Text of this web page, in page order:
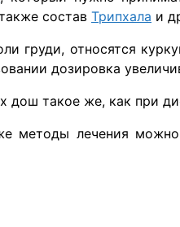
состав Трипхала и
груди, относятся
дозировка
дош такое же, как при
методы лечения